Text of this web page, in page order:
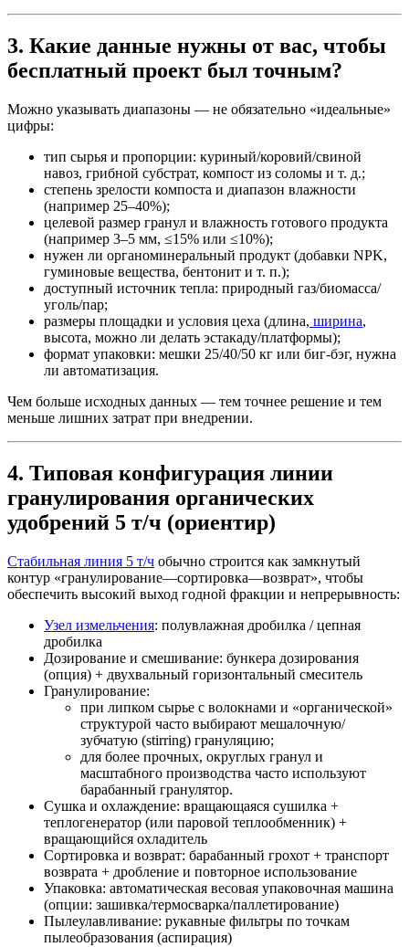
3. Какие данные нужны от вас, чтобы
бесплатный проект был точным?
Можно указывать диапазоны — не обязательно «идеальные»
цифры:
тип сырья и пропорции: куриный/коровий/свиной
навоз, грибной субстрат, компост из соломы и т. д.;
степень зрелости компоста и диапазон влажности
(например 25–40%);
целевой размер гранул и влажность готового продукта
(например 3–5 мм, ≤15% или ≤10%);
нужен ли органоминеральный продукт (добавки NPK,
гуминовые вещества, бентонит и т. п.);
доступный источник тепла: природный газ/биомасса/
уголь/пар;
размеры площадки и условия цеха (длина, ширина,
высота, можно ли делать эстакаду/платформы);
формат упаковки: мешки 25/40/50 кг или биг-бэг, нужна
ли автоматизация.
Чем больше исходных данных — тем точнее решение и тем
меньше лишних затрат при внедрении.
4. Типовая конфигурация линии
гранулирования органических
удобрений 5 т/ч (ориентир)
Стабильная линия 5 т/ч обычно строится как замкнутый
контур «гранулирование—сортировка—возврат», чтобы
обеспечить высокий выход годной фракции и непрерывность:
Узел измельчения: полувлажная дробилка / цепная
дробилка
Дозирование и смешивание: бункера дозирования
(опция) + двухвальный горизонтальный смеситель
Гранулирование:
при липком сырье с волокнами и «органической»
структурой часто выбирают мешалочную/
зубчатую (stirring) грануляцию;
для более прочных, округлых гранул и
масштабного производства часто используют
барабанный гранулятор.
Сушка и охлаждение: вращающаяся сушилка +
теплогенератор (или паровой теплообменник) +
вращающийся охладитель
Сортировка и возврат: барабанный грохот + транспорт
возврата + дробление и повторное использование
Упаковка: автоматическая весовая упаковочная машина
(опции: зашивка/термосварка/паллетирование)
Пылеулавливание: рукавные фильтры по точкам
пылеобразования (аспирация)